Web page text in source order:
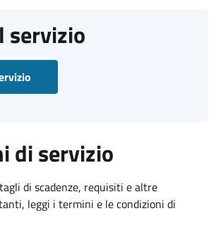
servizio
di servizio
di scadenze, requisiti e altre
leggi i termini e le condizioni di